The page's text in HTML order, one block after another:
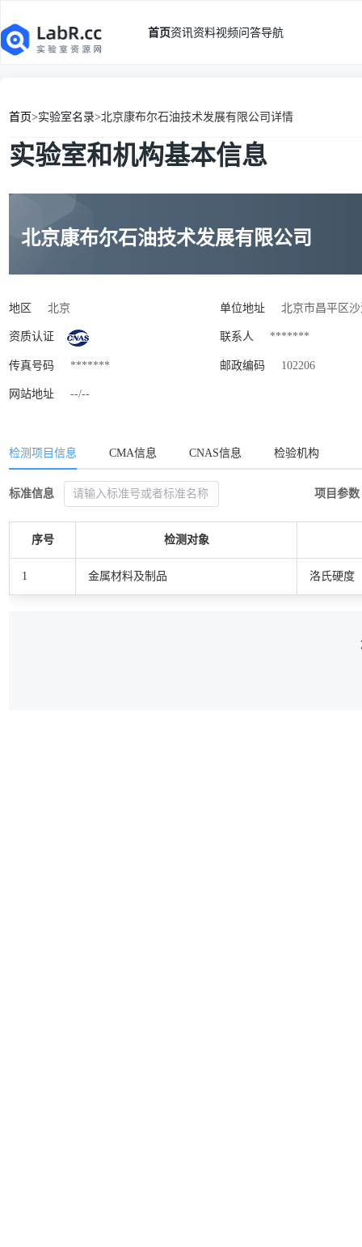
首页资讯资料视频问答导航
首页>实验室名录>北京康布尔石油技术发展有限公司详情
实验室和机构基本信息
北京康布尔石油技术发展有限公司
地区 北京 单位地址 北京市昌平区
资质认证 联系人 *******
传真号码 ******* 邮政编码 102206
网站地址 --/--
检测项目信息 CMA信息 CNAS信息 检验机构
标准信息 项目参数
序号 检测对象
1 金属材料及制品 洛氏硬度